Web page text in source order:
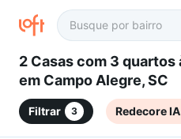
2 Casas com 3 quartos à venda
em Campo Alegre, SC
Filtrar 3 Redecore IA